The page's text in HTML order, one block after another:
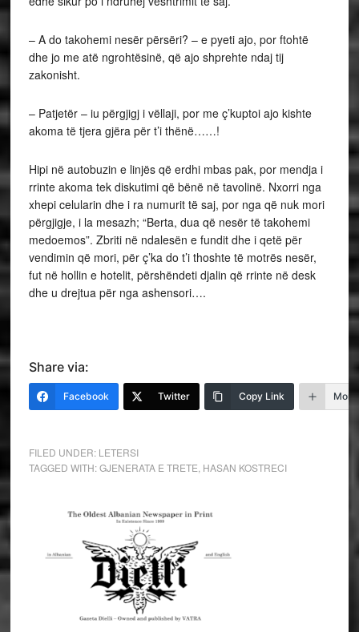
– A do takohemi nesër përsëri? – e pyeti ajo, por ftohtë
dhe jo me atë ngrohtësinë, që ajo shprehte ndaj tij
zakonisht.
– Patjetër – iu përgjigj i vëllaji, por me ç’kuptoi ajo kishte
akoma të tjera gjëra për t’i thënë……!
Hipi në autobuzin e linjës që erdhi mbas pak, por mendja i
rrinte akoma tek diskutimi që bënë në tavolinë. Nxorri nga
xhepi celularin dhe i ra numurit të saj, por nga që nuk mori
përgjigje, i la mesazh; “Berta, dua që nesër të takohemi
medoemos”. Zbriti në ndalesën e fundit dhe i qetë për
vendimin që mori, për ç’ka do t’i thoshte të motrës nesër,
fut në hollin e hotelit, përshëndeti djalin që rrinte në desk
dhe u drejtua për nga ashensori….
Share via:
Facebook Twitter Copy Link More
FILED UNDER: LETERSI
TAGGED WITH:GJENERATA E TRETE HASAN KOSTRECI